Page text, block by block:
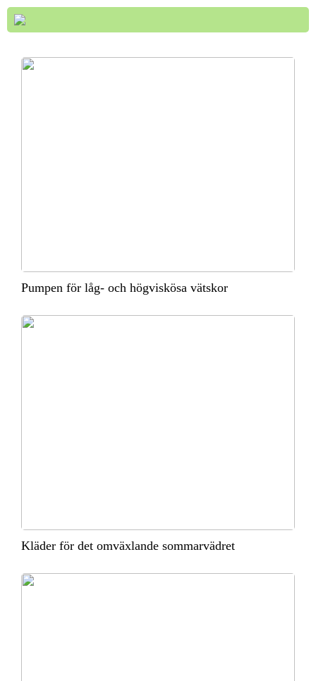
Pumpen för låg- och högviskösa vätskor
Kläder för det omväxlande sommarvädret